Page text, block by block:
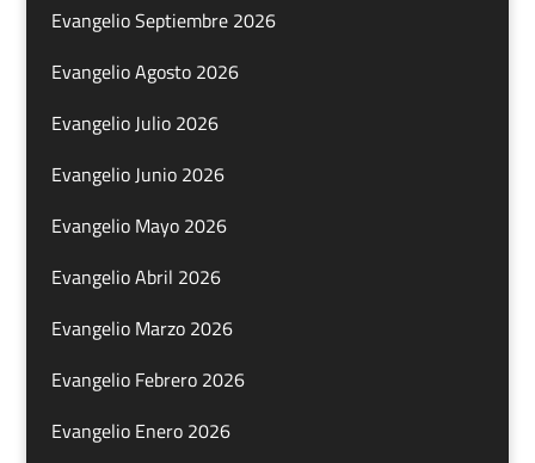
Evangelio Septiembre 2026
Evangelio Agosto 2026
Evangelio Julio 2026
Evangelio Junio 2026
Evangelio Mayo 2026
Evangelio Abril 2026
Evangelio Marzo 2026
Evangelio Febrero 2026
Evangelio Enero 2026